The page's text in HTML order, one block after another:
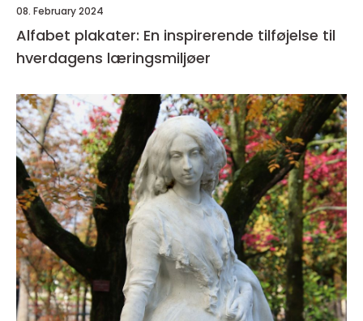
08. February 2024
Alfabet plakater: En inspirerende tilføjelse til
hverdagens læringsmiljøer